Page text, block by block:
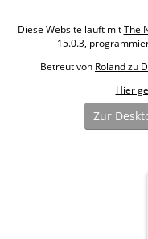
Diese Website läuft mitThe
15.0.3,
Betreut von Roland zu
Hier
Zur